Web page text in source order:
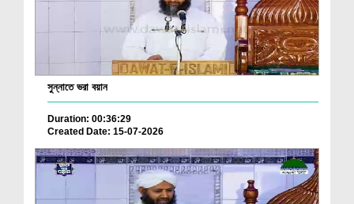
সুন্নাতে ভরা বয়ান
Duration: 00:36:29
Created Date: 15-07-2026